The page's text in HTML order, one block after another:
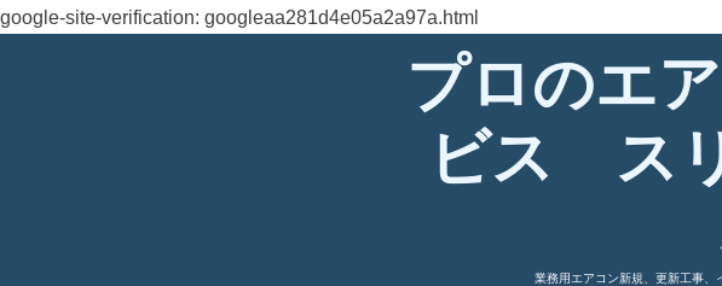
google-site-verification: googleaa281d4e05a2a97a.html
プロのエ
ビス ス
業務用エアコン新規、更新工事、